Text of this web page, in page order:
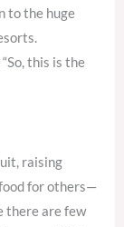
to the huge
this is the
raising
for others—
there are few